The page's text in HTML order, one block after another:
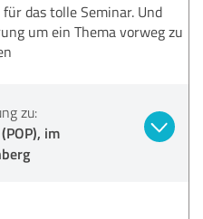
das tolle Seminar. Und
um ein Thema vorweg zu
zu:
im